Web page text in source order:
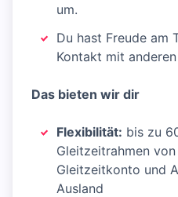
um.
Du hast Freude am
Kontakt mit
Das bieten wir dir
Flexibilität: bis zu
Gleitzeitrahmen
Gleitzeitkonto und
Ausland